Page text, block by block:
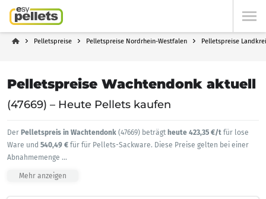
Pelletspreise Pelletspreise Nordrhein-Westfalen Pelletspreise
Pelletspreise Wachtendonk aktuell
(47669) – Heute Pellets kaufen
Der Pelletspreis in Wachtendonk (47669) beträgt heute 423,35 €/t für lose
Ware und 540,49 € für für Pellets-Sackware. Diese Preise gelten bei einer
Abnahmemenge ...
Mehr anzeigen